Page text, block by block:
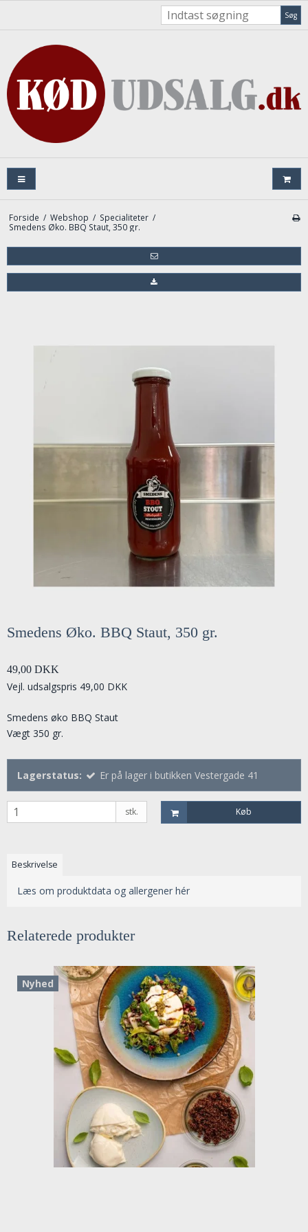
Søg
Forside / Webshop / Specialiteter /
Smedens Øko. BBQ Staut, 350 gr.
Smedens Øko. BBQ Staut, 350 gr.
49,00 DKK
Vejl. udsalgspris 49,00 DKK
Smedens øko BBQ Staut
Vægt 350 gr.
Lagerstatus: Er på lager i butikken Vestergade 41
stk. Køb
Beskrivelse
Læs om produktdata og allergener hér
Relaterede produkter
Nyhed